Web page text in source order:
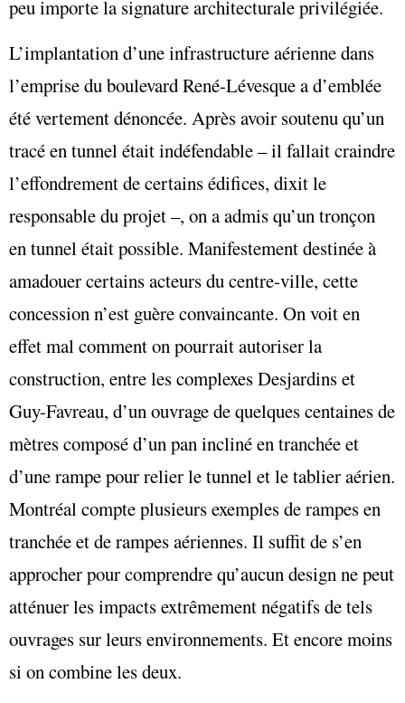
peu importe la signature architecturale privilégiée.
L’implantation d’une infrastructure aérienne dans
l’emprise du boulevard René-Lévesque a d’emblée
été vertement dénoncée. Après avoir soutenu qu’un
tracé en tunnel était indéfendable – il fallait craindre
l’effondrement de certains édifices, dixit le
responsable du projet –, on a admis qu’un tronçon
en tunnel était possible. Manifestement destinée à
amadouer certains acteurs du centre-ville, cette
concession n’est guère convaincante. On voit en
effet mal comment on pourrait autoriser la
construction, entre les complexes Desjardins et
Guy-Favreau, d’un ouvrage de quelques centaines de
mètres composé d’un pan incliné en tranchée et
d’une rampe pour relier le tunnel et le tablier aérien.
Montréal compte plusieurs exemples de rampes en
tranchée et de rampes aériennes. Il suffit de s’en
approcher pour comprendre qu’aucun design ne peut
atténuer les impacts extrêmement négatifs de tels
ouvrages sur leurs environnements. Et encore moins
si on combine les deux.